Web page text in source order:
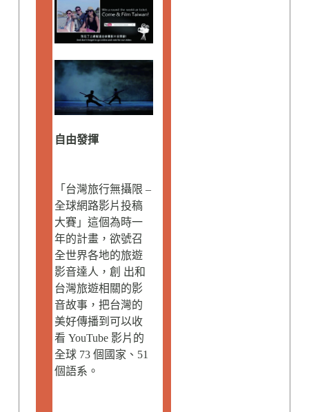
自由發揮
「台灣旅行無攝限 –
全球網路影片投稿
大賽」這個為時一
年的計畫，欲號召
全世界各地的旅遊
影音達人，創 出和
台灣旅遊相關的影
音故事，把台灣的
美好傳播到可以收
看 YouTube 影片的
全球 73 個國家、51
個語系。